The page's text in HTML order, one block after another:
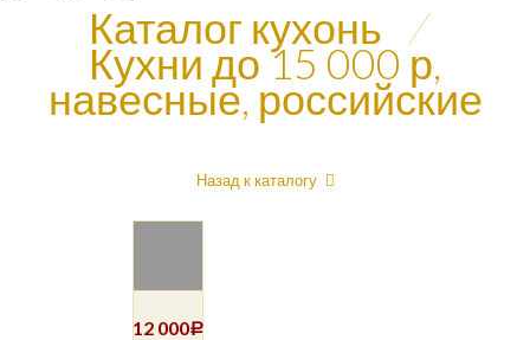
Каталог кухонь /
Кухни до 15 000 р,
навесные, российские
Назад к каталогу
12 000Р